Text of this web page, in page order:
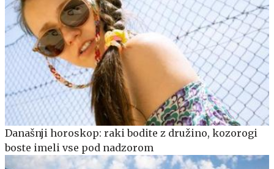
Današnji horoskop: raki bodite z družino, kozorogi
boste imeli vse pod nadzorom